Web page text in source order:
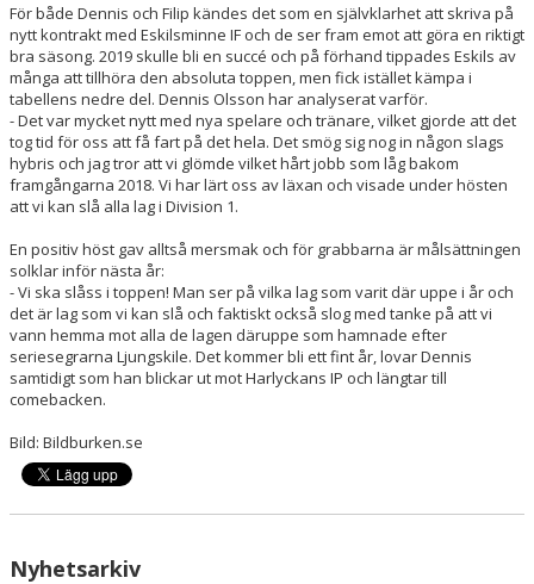
För både Dennis och Filip kändes det som en självklarhet att skriva på
nytt kontrakt med Eskilsminne IF och de ser fram emot att göra en riktigt
bra säsong. 2019 skulle bli en succé och på förhand tippades Eskils av
många att tillhöra den absoluta toppen, men fick istället kämpa i
tabellens nedre del. Dennis Olsson har analyserat varför.
- Det var mycket nytt med nya spelare och tränare, vilket gjorde att det
tog tid för oss att få fart på det hela. Det smög sig nog in någon slags
hybris och jag tror att vi glömde vilket hårt jobb som låg bakom
framgångarna 2018. Vi har lärt oss av läxan och visade under hösten
att vi kan slå alla lag i Division 1.
En positiv höst gav alltså mersmak och för grabbarna är målsättningen
solklar inför nästa år:
- Vi ska slåss i toppen! Man ser på vilka lag som varit där uppe i år och
det är lag som vi kan slå och faktiskt också slog med tanke på att vi
vann hemma mot alla de lagen däruppe som hamnade efter
seriesegrarna Ljungskile. Det kommer bli ett fint år, lovar Dennis
samtidigt som han blickar ut mot Harlyckans IP och längtar till
comebacken.
Bild: Bildburken.se
Nyhetsarkiv